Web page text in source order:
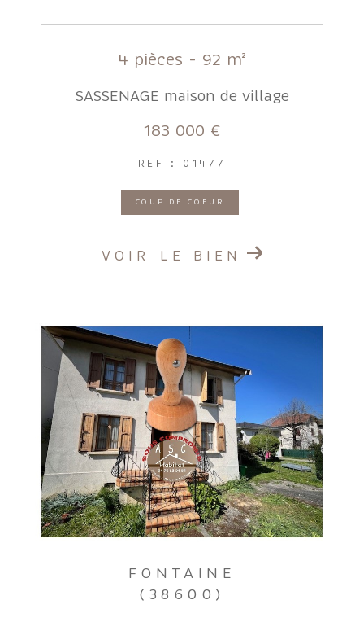
4 pièces - 92 m²
SASSENAGE maison de village
183 000 €
REF : 01477
COUP DE COEUR
VOIR LE BIEN
FONTAINE
(38600)